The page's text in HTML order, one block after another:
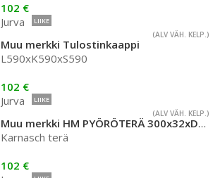
102 €
Jurva
LIIKE
(ALV VÄH. KELP.)
Muu merkki Tulostinkaappi
L590xK590xS590
102 €
Jurva
LIIKE
(ALV VÄH. KELP.)
Muu merkki HM PYÖRÖTERÄ 300x32xD30 Z96
Karnasch terä
102 €